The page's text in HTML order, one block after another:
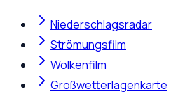
Niederschlagsradar
Strömungsfilm
Wolkenfilm
Großwetterlagenkarte